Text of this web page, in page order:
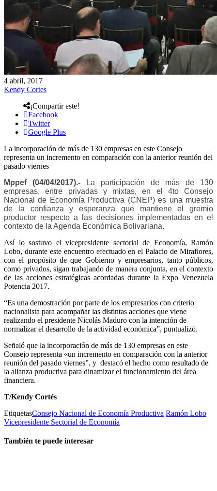
4 abril, 2017
Kendy Cortes
¡Compartir este!
Facebook
Twitter
Google Plus
La incorporación de más de 130 empresas en este Consejo
representa un incremento en comparación con la anterior reunión del
pasado viernes
Mppef (04/04/2017).-
La participación de más de 130
empresas, entre privadas y mixtas, en el 4to Consejo
Nacional de Economía Productiva (CNEP) es una muestra
de la confianza y esperanza que mantiene el gremio
productor respecto a las decisiones implementadas en el
contexto de la Agenda Económica Bolivariana.
Así lo sostuvo el vicepresidente sectorial de Economía, Ramón
Lobo, durante este encuentro efectuado en el Palacio de Miraflores,
con el propósito de que Gobierno y empresarios, tanto públicos,
como privados, sigan trabajando de manera conjunta, en el contexto
de las acciones estratégicas acordadas durante la Expo Venezuela
Potencia 2017.
“Es una demostración por parte de los empresarios con criterio
nacionalista para acompañar las distintas acciones que viene
realizando el presidente Nicolás Maduro con la intención de
normalizar el desarrollo de la actividad económica”, puntualizó.
Señaló que la incorporación de más de 130 empresas en este
Consejo representa «un incremento en comparación con la anterior
reunión del pasado viernes”, y destacó el hecho como resultado de
la alianza productiva para dinamizar el funcionamiento del área
financiera.
T/Kendy Cortés
EtiquetasConsejo Nacional de Economía Productiva Ramón Lobo
Vicepresidente Sectorial de Economía
También te puede interesar